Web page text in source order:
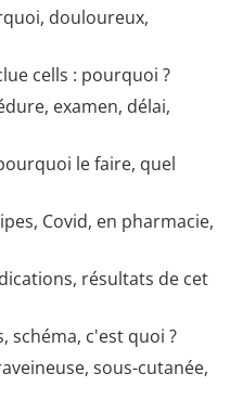
douloureux,
cells : pourquoi ?
examen, délai,
le faire, quel
Covid, en pharmacie,
résultats de cet
schéma, c'est quoi ?
sous-cutanée,